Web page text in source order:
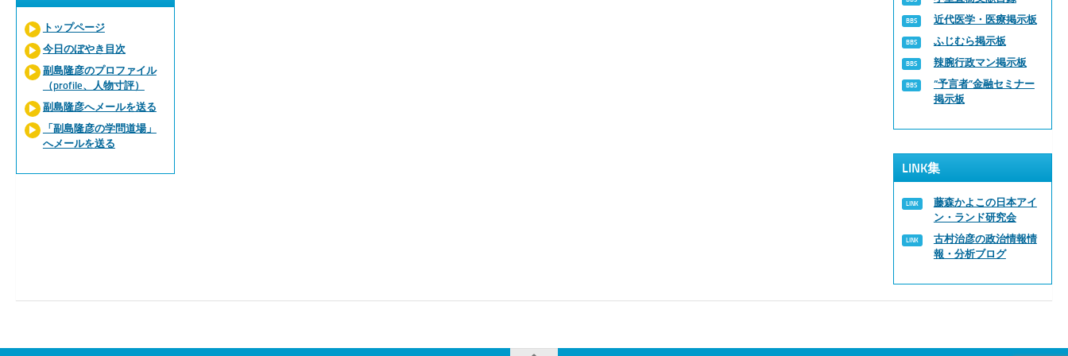
トップページ
今日のぼやき目次
副島隆彦のプロファイル
（profile、人物寸評）
副島隆彦へメールを送る
「副島隆彦の学問道場」
へメールを送る
近代医学・医療掲示板
ふじむら掲示板
辣腕行政マン掲示板
“予言者”金融セミナー
掲示板
LINK集
藤森かよこの日本アイ
ン・ランド研究会
古村治彦の政治情報情
報・分析ブログ